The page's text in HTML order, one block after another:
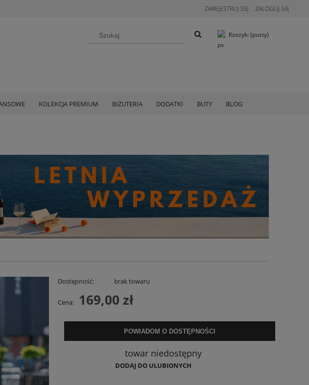
ZAREJESTRUJ SIĘ ZALOGUJ SIĘ
Koszyk: (pusty)
KOLEKCJA PREMIUM BIŻUTERIA DODATKI BUTY BLOG
Judi Stripe Różowo-Czerwona
129,00 zł
O DOSTĘPNOŚCI
Sukienka Lniana Charllote Bloom Taupe
199,00 zł
Dostępność: brak towaru
Cena: 169,00 zł
POWIADOM O DOSTĘPNOŚCI
towar niedostępny
DODAJ DO ULUBIONYCH